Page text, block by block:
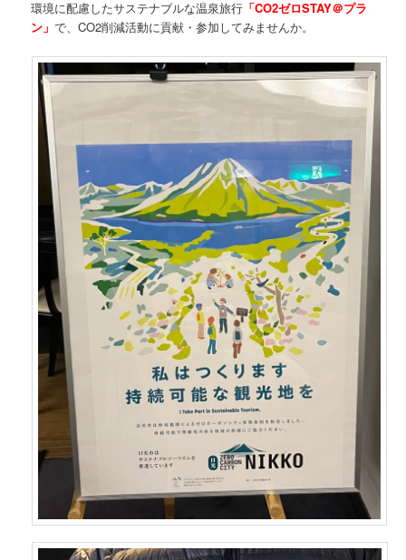
環境に配慮したサステナブルな温泉旅行 「CO2ゼロSTAY＠プラ
ン」で、CO2削減活動に貢献・参加してみませんか。